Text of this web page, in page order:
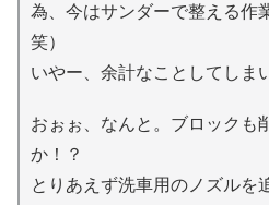
為、今はサンダーで整える作
笑）
いやー、余計なことしてしま
おぉぉ、なんと。ブロックも
か！？
とりあえず洗車用のノズルを